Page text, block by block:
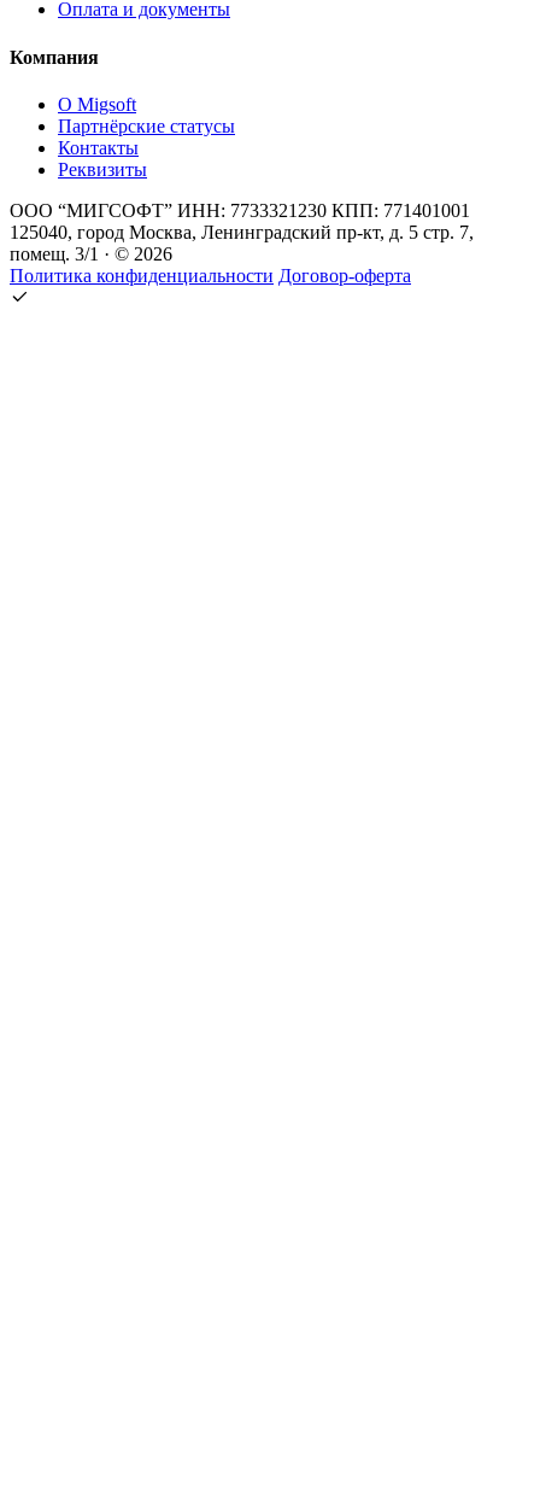
Оплата и документы
Компания
О Migsoft
Партнёрские статусы
Контакты
Реквизиты
ООО “МИГСОФТ” ИНН: 7733321230 КПП: 771401001
125040, город Москва, Ленинградский пр-кт, д. 5 стр. 7,
помещ. 3/1 · © 2026
Политика конфиденциальности Договор-оферта